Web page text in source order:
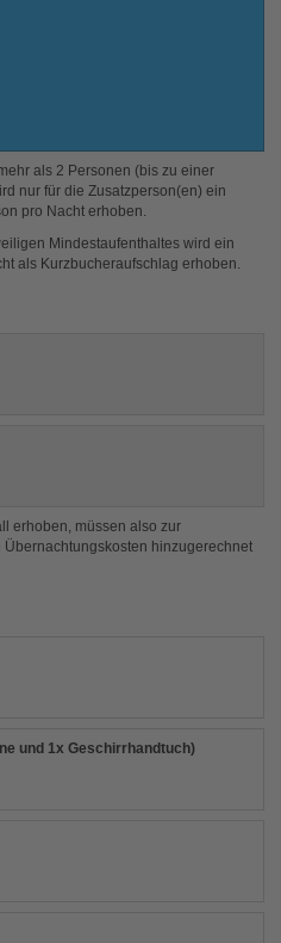
als 2 Personen (bis zu einer
nur für die Zusatzperson(en) ein
pro Nacht erhoben.
Mindestaufenthaltes wird ein
als Kurzbucheraufschlag erhoben.
erhoben, müssen also zur
hinzugerechnet
und 1x Geschirrhandtuch)